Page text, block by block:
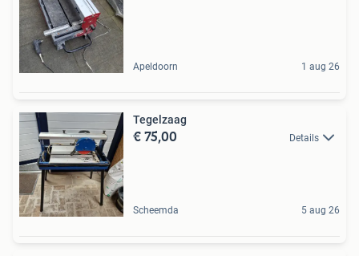
Apeldoorn 1 aug 26
Tegelzaag
€ 75,00 Details
Scheemda 5 aug 26